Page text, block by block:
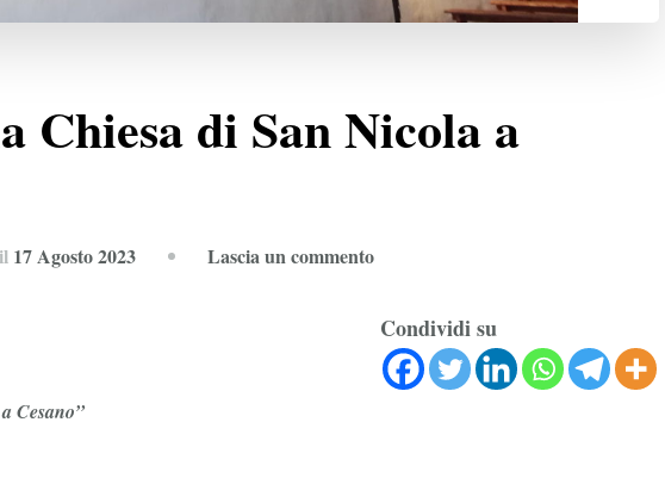
Chiesa di San Nicola a
17 Agosto 2023 Lascia un commentosu
ossa
sotto
la
Condividi su
Cesano”